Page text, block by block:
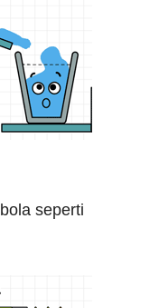
seperti